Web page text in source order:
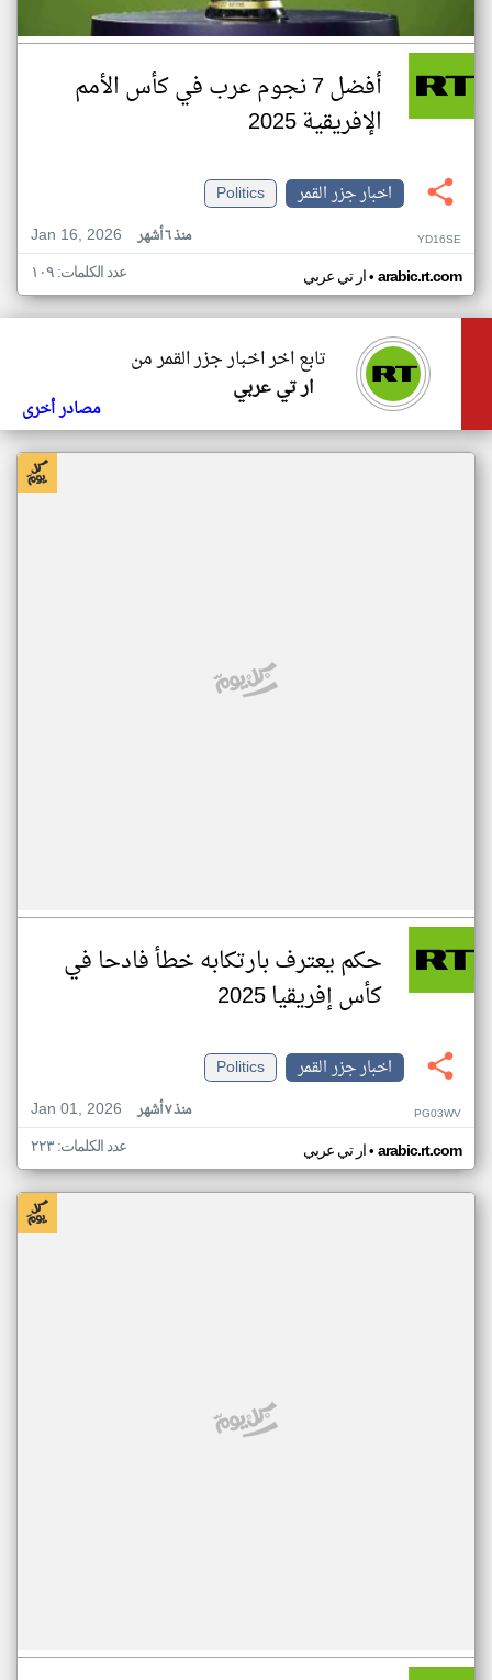
أفضل 7 نجوم عرب في كأس الأمم
الإفريقية 2025
اخبار جزر القمر
Politics
Jan 16, 2026
منذ ٦ أشهر YD16SE
ار تي عربي• arabic.rt.com عدد الكلمات: ١٠٩
تابع اخر اخبار جزر القمر من
ار تي عربي
مصادر أخرى
حكم يعترف بارتكابه خطأ فادحا في
كأس إفريقيا 2025
اخبار جزر القمر
Politics
Jan 01, 2026
منذ ٧ أشهر PG03WV
ار تي عربي• arabic.rt.com عدد الكلمات: ٢٢٣